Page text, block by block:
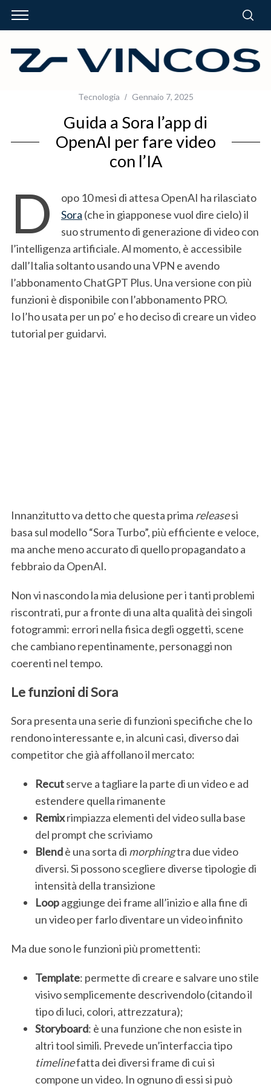
Tecnologia Gennaio 7, 2025
Guida a Sora l’app di
OpenAI per fare video
con l’IA
D
opo 10 mesi di attesa OpenAI ha rilasciato
Sora (che in giapponese vuol dire cielo) il
suo strumento di generazione di video con
l’intelligenza artificiale. Al momento, è accessibile
dall’Italia soltanto usando una VPN e avendo
l’abbonamento ChatGPT Plus. Una versione con più
funzioni è disponibile con l’abbonamento PRO.
Io l’ho usata per un po’ e ho deciso di creare un video
tutorial per guidarvi.
Innanzitutto va detto che questa prima releasesi
basa sul modello “Sora Turbo”, più efficiente e veloce,
ma anche meno accurato di quello propagandato a
febbraio da OpenAI.
Non vi nascondo la mia delusione per i tanti problemi
riscontrati, pur a fronte di una alta qualità dei singoli
fotogrammi: errori nella fisica degli oggetti, scene
che cambiano repentinamente, personaggi non
coerenti nel tempo.
Le funzioni di Sora
Sora presenta una serie di funzioni specifiche che lo
rendono interessante e, in alcuni casi, diverso dai
competitor che già affollano il mercato:
Recutserve a tagliare la parte di un video e ad
estendere quella rimanente
Remixrimpiazza elementi del video sulla base
del prompt che scriviamo
Blendè una sorta di morphingtra due video
diversi. Si possono scegliere diverse tipologie di
intensità della transizione
Loopaggiunge dei frame all’inizio e alla fine di
un video per farlo diventare un video infinito
Ma due sono le funzioni più promettenti:
Template: permette di creare e salvare uno stile
visivo semplicemente descrivendolo (citando il
tipo di luci, colori, attrezzatura);
Storyboard: è una funzione che non esiste in
altri tool simili. Prevede un’interfaccia tipo
timelinefatta dei diversi frame di cui si
compone un video. In ognuno di essi si può
S
e
a